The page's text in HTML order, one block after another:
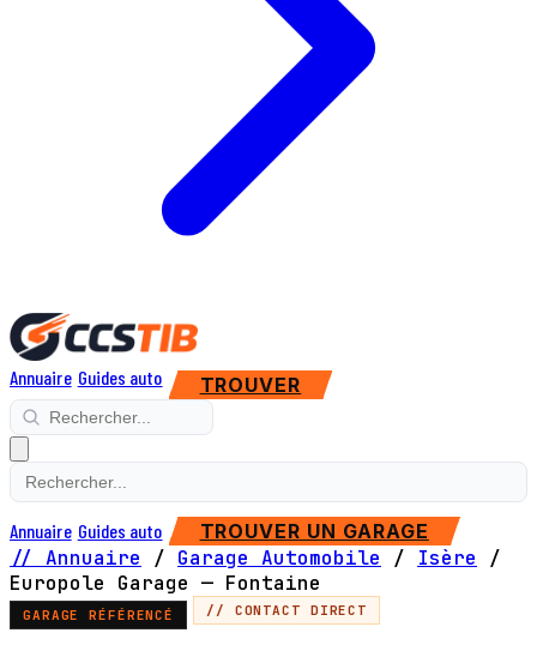
Annuaire Guides auto TROUVER
Annuaire Guides auto TROUVER UN GARAGE
// Annuaire / Garage Automobile / Isère
/
Europole Garage — Fontaine
GARAGE RÉFÉRENCÉ // CONTACT DIRECT